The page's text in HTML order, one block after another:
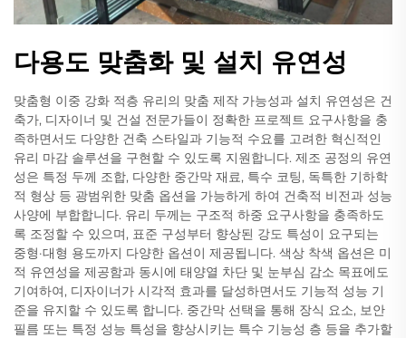
다용도 맞춤화 및 설치 유연성
맞춤형 이중 강화 적층 유리의 맞춤 제작 가능성과 설치 유연성은 건
축가, 디자이너 및 건설 전문가들이 정확한 프로젝트 요구사항을 충
족하면서도 다양한 건축 스타일과 기능적 수요를 고려한 혁신적인
유리 마감 솔루션을 구현할 수 있도록 지원합니다. 제조 공정의 유연
성은 특정 두께 조합, 다양한 중간막 재료, 특수 코팅, 독특한 기하학
적 형상 등 광범위한 맞춤 옵션을 가능하게 하여 건축적 비전과 성능
사양에 부합합니다. 유리 두께는 구조적 하중 요구사항을 충족하도
록 조정할 수 있으며, 표준 구성부터 향상된 강도 특성이 요구되는
중형·대형 용도까지 다양한 옵션이 제공됩니다. 색상 착색 옵션은 미
적 유연성을 제공함과 동시에 태양열 차단 및 눈부심 감소 목표에도
기여하여, 디자이너가 시각적 효과를 달성하면서도 기능적 성능 기
준을 유지할 수 있도록 합니다. 중간막 선택을 통해 장식 요소, 보안
필름 또는 특정 성능 특성을 향상시키는 특수 기능성 층 등을 추가할